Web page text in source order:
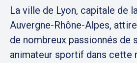
La ville de Lyon, capitale de
Auvergne-Rhône-Alpes,
de nombreux passionnés de
animateur sportif dans cette